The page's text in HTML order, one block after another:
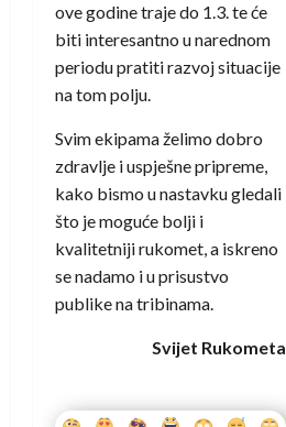
ove godine traje do 1.3. te će
biti interesantno u narednom
periodu pratiti razvoj situacije
na tom polju.
Svim ekipama želimo dobro
zdravlje i uspješne pripreme,
kako bismo u nastavku gledali
što je moguće bolji i
kvalitetniji rukomet, a iskreno
se nadamo i u prisustvo
publike na tribinama.
Svijet Rukometa